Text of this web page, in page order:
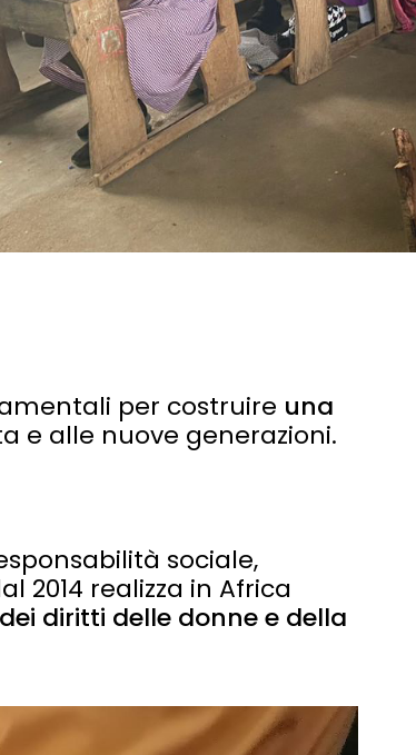
per costruire una
e alle nuove generazioni.
sociale,
2014 realizza in Africa
diritti delle donne e della